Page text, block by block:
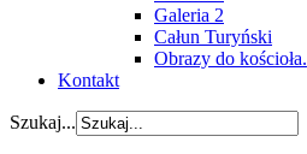
Galeria 2
Całun Turyński
Obrazy do kościoła.
Kontakt
Szukaj...